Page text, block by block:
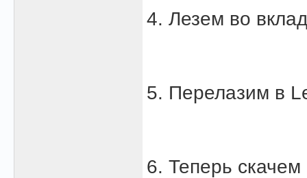
4. Лезем во
5. Перелазим в
6. Теперь